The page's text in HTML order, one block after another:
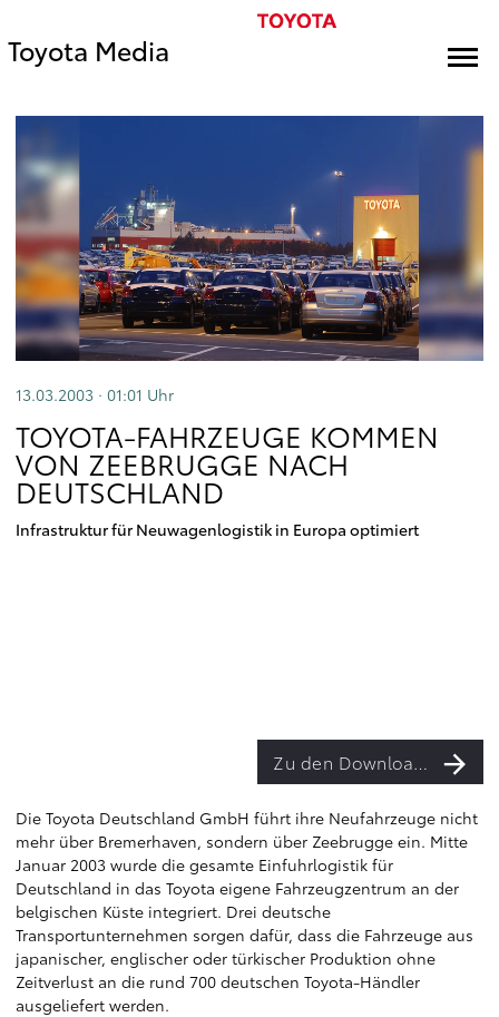
Toyota Media
13.03.2003 · 01:01 Uhr
TOYOTA-FAHRZEUGE KOMMEN
VON ZEEBRUGGE NACH
DEUTSCHLAND
Infrastruktur für Neuwagenlogistik in Europa optimiert
Zu den Downloads
Die Toyota Deutschland GmbH führt ihre Neufahrzeuge nicht
mehr über Bremerhaven, sondern über Zeebrugge ein. Mitte
Januar 2003 wurde die gesamte Einfuhrlogistik für
Deutschland in das Toyota eigene Fahrzeugzentrum an der
belgischen Küste integriert. Drei deutsche
Transportunternehmen sorgen dafür, dass die Fahrzeuge aus
japanischer, englischer oder türkischer Produktion ohne
Zeitverlust an die rund 700 deutschen Toyota-Händler
ausgeliefert werden.